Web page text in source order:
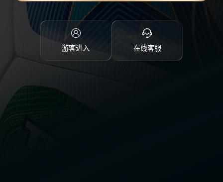
游客进入 在线客服